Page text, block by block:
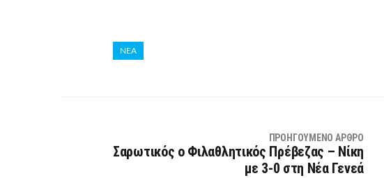
ΝΕΑ
ΠΡΟΗΓΟΎΜΕΝΟ ΆΡΘΡΟ
Σαρωτικός ο Φιλαθλητικός Πρέβεζας – Νίκη
με 3-0 στη Νέα Γενεά